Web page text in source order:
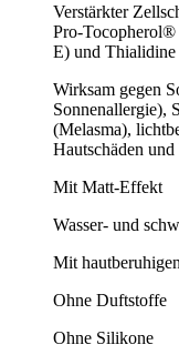
Verstärkter
Pro-Tocopherol®
E) und Thialidine
Wirksam gegen
Sonnenallergie),
(Melasma),
Hautschäden
Mit Matt-Effekt
Wasser- und
Mit
Ohne Duftstoffe
Ohne Silikone